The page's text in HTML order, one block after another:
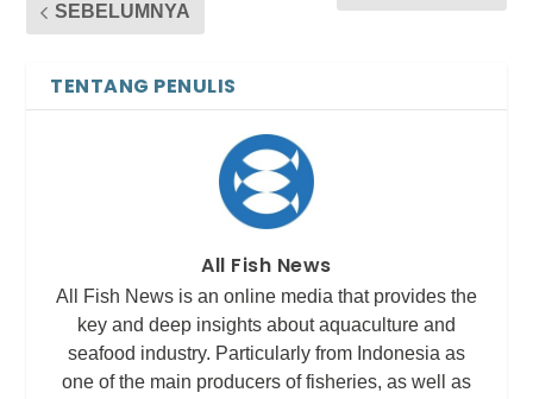
SEBELUMNYA
TENTANG PENULIS
All Fish News
All Fish News is an online media that provides the
key and deep insights about aquaculture and
seafood industry. Particularly from Indonesia as
one of the main producers of fisheries, as well as